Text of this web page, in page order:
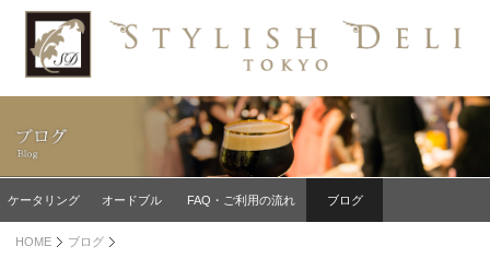
キ
ッ
ケータリング オードブル FAQ・ご利用の流れ ブログ
HOME ブログ